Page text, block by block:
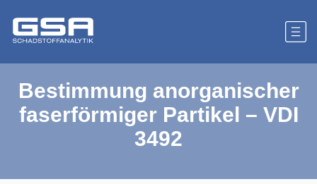
Bestimmung anorganischer
faserförmiger Partikel – VDI
3492